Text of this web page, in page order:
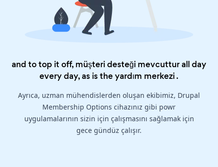
and to top it off, müşteri desteği mevcuttur all day
every day, as is theyardım merkezi.
Ayrıca, uzman mühendislerden oluşan ekibimiz, Drupal
Membership Options cihazınız gibi powr
uygulamalarının sizin için çalışmasını sağlamak için
gece gündüz çalışır.